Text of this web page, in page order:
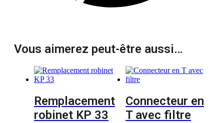
Vous aimerez peut-être aussi…
Remplacement
robinet KP 33
Connecteur en
T avec filtre